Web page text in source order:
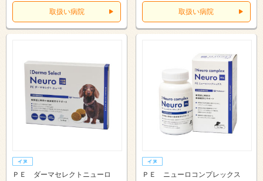
取扱い病院 取扱い病院
ＰＥ ダーマセレクトニューロ ＰＥ ニューロコンプレックス